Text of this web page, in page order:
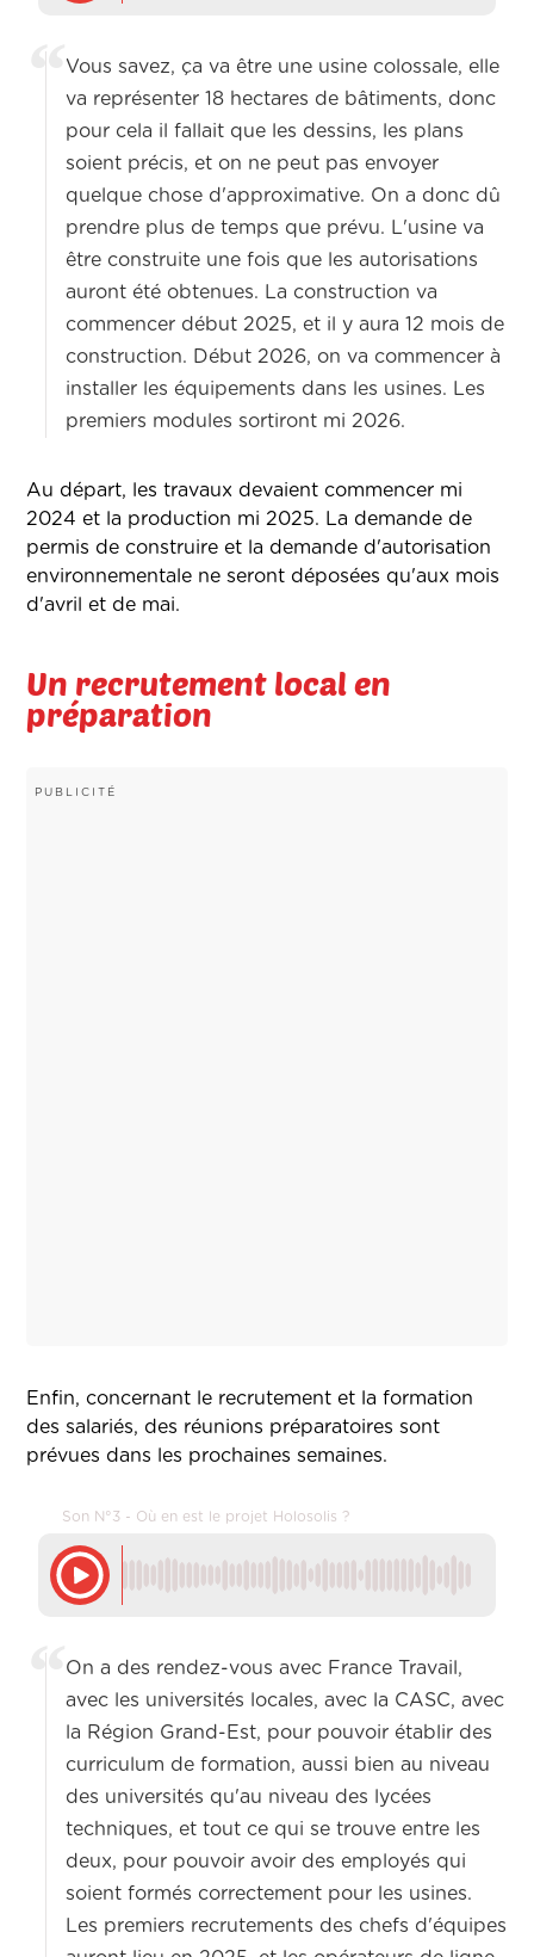
Vous savez, ça va être une usine colossale, elle
va représenter 18 hectares de bâtiments, donc
pour cela il fallait que les dessins, les plans
soient précis, et on ne peut pas envoyer
quelque chose d'approximative. On a donc dû
prendre plus de temps que prévu. L'usine va
être construite une fois que les autorisations
auront été obtenues. La construction va
commencer début 2025, et il y aura 12 mois de
construction. Début 2026, on va commencer à
installer les équipements dans les usines. Les
premiers modules sortiront mi 2026.
Au départ, les travaux devaient commencer mi
2024 et la production mi 2025. La demande de
permis de construire et la demande d'autorisation
environnementale ne seront déposées qu'aux mois
d'avril et de mai.
Un recrutement local en
préparation
Enfin, concernant le recrutement et la formation
des salariés, des réunions préparatoires sont
prévues dans les prochaines semaines.
Son N°3 - Où en est le projet Holosolis ?
On a des rendez-vous avec France Travail,
avec les universités locales, avec la CASC, avec
la Région Grand-Est, pour pouvoir établir des
curriculum de formation, aussi bien au niveau
des universités qu'au niveau des lycées
techniques, et tout ce qui se trouve entre les
deux, pour pouvoir avoir des employés qui
soient formés correctement pour les usines.
Les premiers recrutements des chefs d'équipes